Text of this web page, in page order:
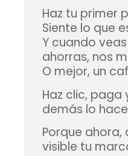
Haz tu primer
Siente lo que
Y cuando
ahorras, nos
O mejor, un
Haz clic, paga
demás lo
Porque
visible tu